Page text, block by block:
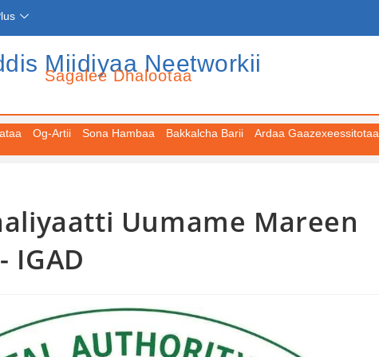
Miidiyaa Neetworkii
Sagalee Dhalootaa
Og-Artii Sona Hambaa Bakkalcha Barii Ardaa Gaazexeessitotaa
Uumame Mareen
IGAD